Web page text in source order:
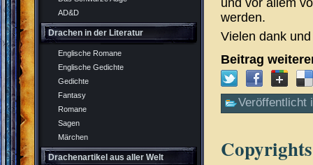
AD&D
Drachen in der Literatur
Englische Romane
Englische Gedichte
Gedichte
Fantasy
Romane
Sagen
Märchen
Drachenartikel aus aller Welt
werden.
Vielen dank
Beitrag
Veröffentlicht